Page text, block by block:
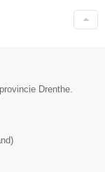
Drenthe.
)